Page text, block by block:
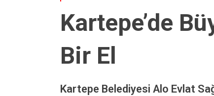
Kartepe’de
Bir El
Kartepe Belediyesi Alo Evlat